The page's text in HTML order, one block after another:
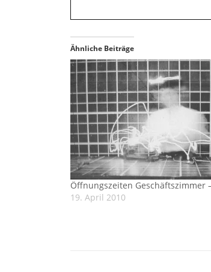
Ähnliche Beiträge
Öffnungszeiten Geschäftszimmer
19. April 2010